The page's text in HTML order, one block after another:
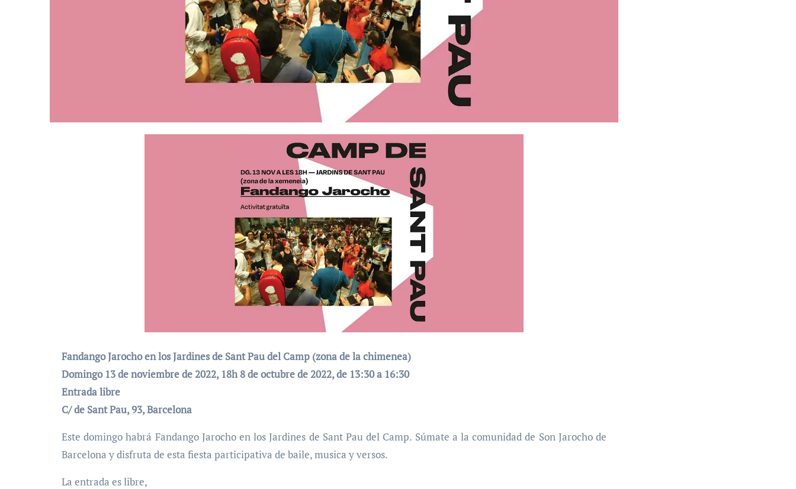
Fandango Jarocho en los Jardines de Sant Pau del Camp (zona de la chimenea)
Domingo 13 de noviembre de 2022, 18h 8 de octubre de 2022, de 13:30 a 16:30
Entrada libre
C/ de Sant Pau, 93, Barcelona
Este domingo habrá Fandango Jarocho en los Jardines de Sant Pau del Camp. Súmate a la comunidad de Son Jarocho de
Barcelona y disfruta de esta fiesta participativa de baile, musica y versos.
La entrada es libre,